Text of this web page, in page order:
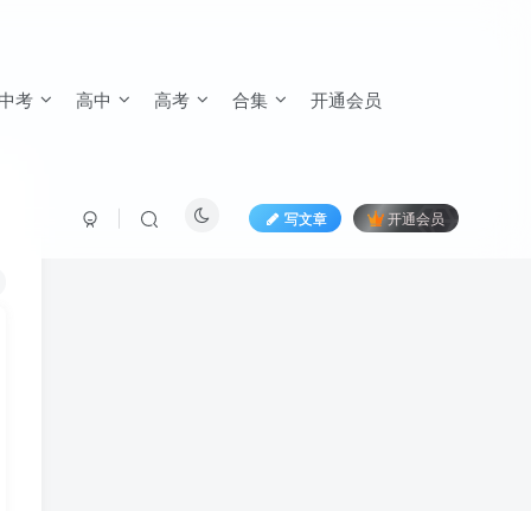
考 高中 高考 合集 开通会员
写文章 开通会员